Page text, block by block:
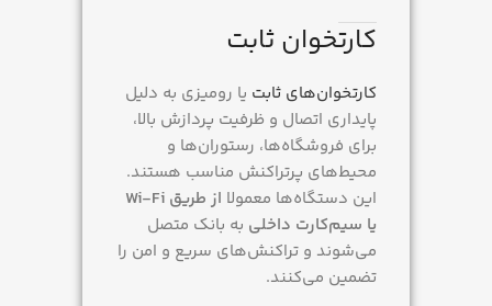
کارتخوان ثابت
کارتخوان‌های ثابت یا رومیزی به دلیل
پایداری اتصال و ظرفیت پردازش بالا،
برای فروشگاه‌ها، رستوران‌ها و
محیط‌های پرتراکنش مناسب هستند.
این دستگاه‌ها معمولا
از طریق Wi-Fi
یا سیم‌کارت داخلی به بانک متصل
می‌شوند و تراکنش‌های سریع و امن را
تضمین می‌کنند.